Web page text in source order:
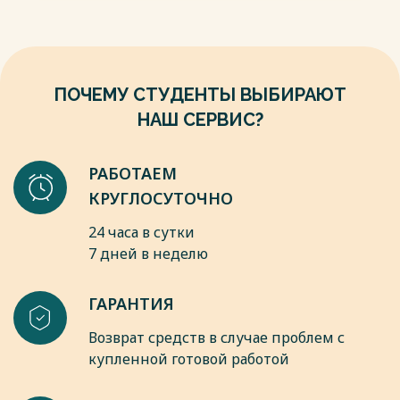
8. Емельянова Е.В. Женщины в беде. Программы работы с
Емельянова. Санкт Петербург: Речь, 2008. 212 с.
Весь текст будет доступенпосле покупки
ПОЧЕМУ СТУДЕНТЫ ВЫБИРАЮТ
НАШ СЕРВИС?
РАБОТАЕМ
КРУГЛОСУТОЧНО
24 часа в сутки
7 дней в неделю
ГАРАНТИЯ
Возврат средств в случае проблем с
купленной готовой работой